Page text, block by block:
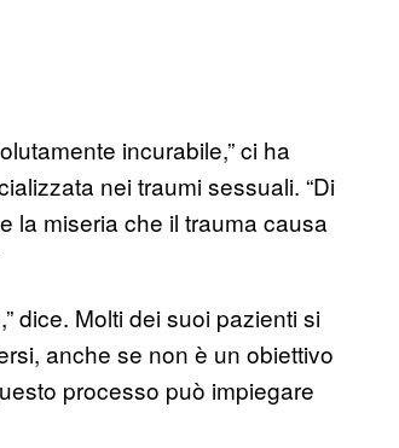
incurabile,” ci ha
nei traumi sessuali. “Di
la miseria che il trauma causa
dice. Molti dei suoi pazienti si
anche se non è un obiettivo
processo può impiegare